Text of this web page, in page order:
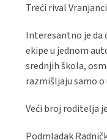
Treći rival
Interesantno je da
ekipe u jednom
srednjih škola,
razmišljaju samo o
Veći broj roditelja
Podmladak